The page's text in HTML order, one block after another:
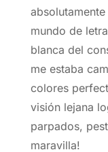
mundo de
blanca del
me estaba
colores
visión lejana
parpados,
maravilla!